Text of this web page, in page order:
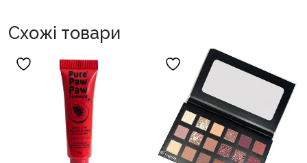
Схожі товари